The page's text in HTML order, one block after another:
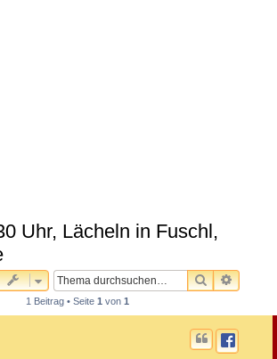
Uhr, Lächeln in Fuschl,
SUCHE
1 Beitrag • Seite 1 von 1